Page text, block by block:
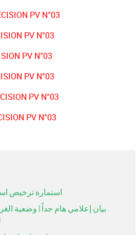
PV N°03
PV N°03
PV N°03
PV N°03
PV N°03
PV N°03
استمارة ترخيص
بيان إعلامي هام جداً | وضعية